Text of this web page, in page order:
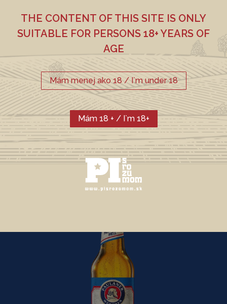
WEISSBIER
THE CONTENT OF THIS SITE IS ONLY
SUITABLE FOR PERSONS 18+ YEARS OF
AGE
Mám menej ako 18 / I`m under 18
Mám 18 + / I`m 18+
Weizenbraumalz
CHMEĽ
ALKOHOL
4,7 %
FARBA EBC
12
ESPVeľmi obľúbené svetlé pšeničné pivo. Má príjemnú
arómu, ktorú okamžite sprevádza chuť citrusových
plodov, muškátu, vanilky, banánov až po jemne kyslú